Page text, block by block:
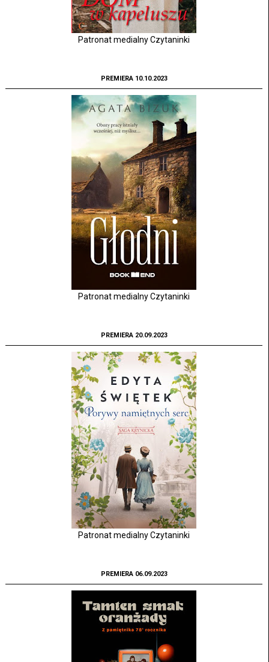
Patronat medialny Czytaninki
PREMIERA 10.10.2023
Patronat medialny Czytaninki
PREMIERA 20.09.2023
Patronat medialny Czytaninki
PREMIERA 06.09.2023